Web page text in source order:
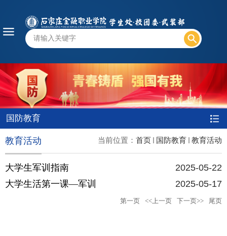
国防教育
当前位置： 首页 国防教育 教育活动
教育活动
大学生军训指南
2025-05-22
大学生活第一课—军训
2025-05-17
第一页 <<上一页 下一页>> 尾页